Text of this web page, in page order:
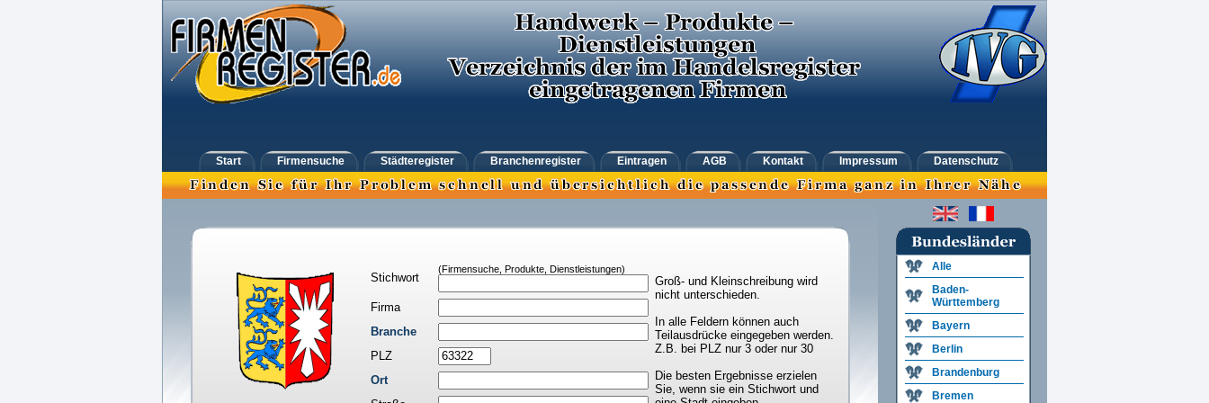
Start Firmensuche Städteregister Branchenregister Eintragen AGB Kontakt Impressum Datenschutz
Stichwort
(Firmensuche, Produkte, Dienstleistungen)
Groß- und Kleinschreibung wird
nicht unterschieden.
In alle Feldern können auch
Teilausdrücke eingegeben werden.
Z.B. bei PLZ nur 3 oder nur 30
Die besten Ergebnisse erzielen
Sie, wenn sie ein Stichwort und
Firma
Branche
PLZ
Ort
Alle
Baden-
Württemberg
Bayern
Berlin
Brandenburg
Bremen